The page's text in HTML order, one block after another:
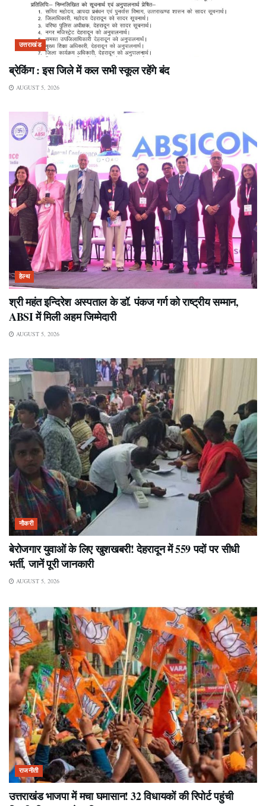
उत्तराखंड
ब्रेकिंग : इस जिले में कल सभी स्कूल रहेंगे बंद
AUGUST 5, 2026
हेल्थ
श्री महंत इन्दिरेश अस्पताल के डॉ. पंकज गर्ग को राष्ट्रीय सम्मान,
ABSI में मिली अहम जिम्मेदारी
AUGUST 5, 2026
नौकरी
बेरोजगार युवाओं के लिए खुशखबरी! देहरादून में 559 पदों पर सीधी
भर्ती, जानें पूरी जानकारी
AUGUST 5, 2026
राजनीती
उत्तराखंड भाजपा में मचा घमासान! 32 विधायकों की रिपोर्ट पहुंची